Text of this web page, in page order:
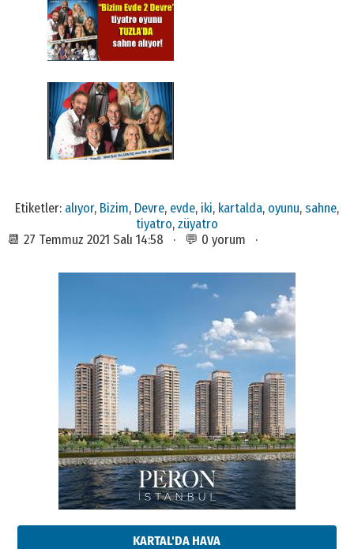
Etiketler: alıyor, Bizim, Devre, evde, iki, kartalda, oyunu, sahne,
tiyatro, züyatro
📆 27 Temmuz 2021 Salı 14:58 · 💬 0 yorum ·
KARTAL'DA HAVA